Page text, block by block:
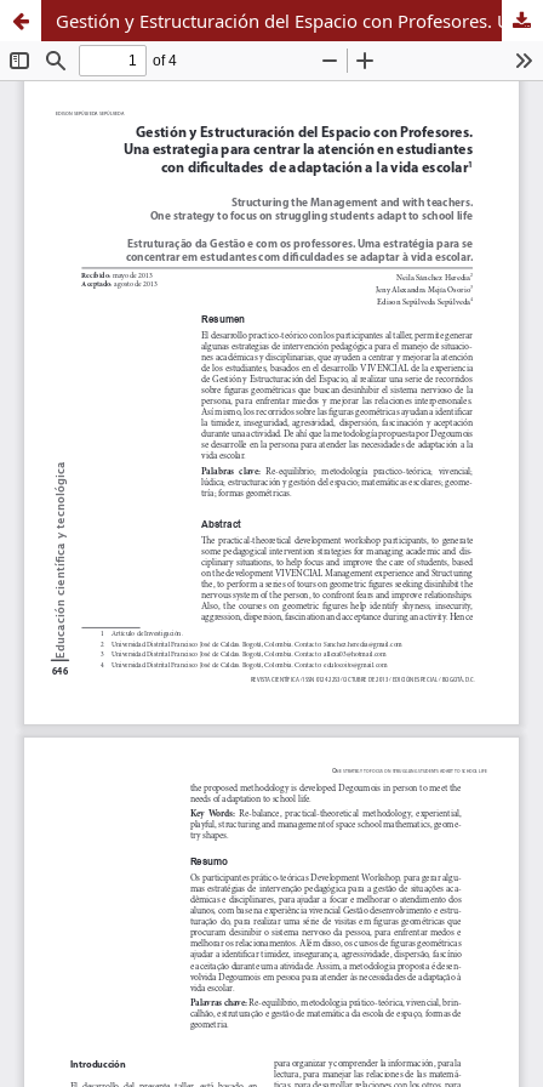
Gestión y Estructuración del Espacio con Profesores. Una estrategia para centrar la atención en estudiantes con dificultades de adaptación a la vida escolar